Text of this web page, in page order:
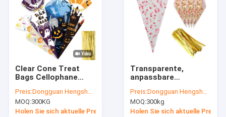
Über uns
Fabrik-Ausflug
Qualitätskontrolle
Nachrichten
Clear Cone Treat
Bags Cellophane
Plastic Cone Bags
Triangle Bags with
200 PCS Twist Ties
Preis:Dongguan Hengsheng Polybag
MOQ:300KG
Holen Sie sich aktuelle Preis
Transparente,
anpassbare
Gravurdruck und
OPP-Material für
süße Leckereien
Preis:Dongguan Hengsheng Polybag
MOQ:300kg
Holen Sie sich aktuelle Preis